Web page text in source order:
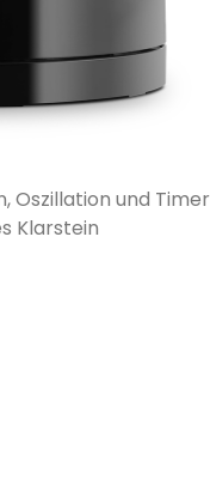
Oszillation und Timer
Klarstein